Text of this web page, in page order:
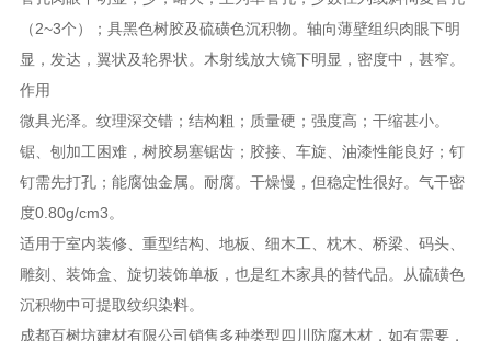
（2~3个）；具黑色树胶及硫磺色沉积物。轴向薄壁组织肉眼下明
显，发达，翼状及轮界状。木射线放大镜下明显，密度中，甚窄。
作用
微具光泽。纹理深交错；结构粗；质量硬；强度高；干缩甚小。
锯、刨加工困难，树胶易塞锯齿；胶接、车旋、油漆性能良好；钉
钉需先打孔；能腐蚀金属。耐腐。干燥慢，但稳定性很好。气干密
度0.80g/cm3。
适用于室内装修、重型结构、地板、细木工、枕木、桥梁、码头、
雕刻、装饰盒、旋切装饰单板，也是红木家具的替代品。从硫磺色
沉积物中可提取纹织染料。
成都百树坊建材有限公司销售多种类型四川防腐木材，如有需要，